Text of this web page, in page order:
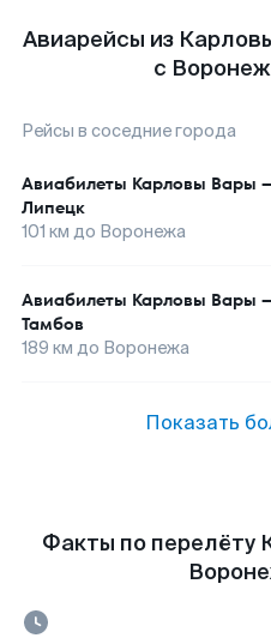
Авиарейсы из
с
Рейсы в соседние города
Авиабилеты Карловы Вары
Липецк
101 км до Воронежа
Авиабилеты Карловы Вары
Тамбов
189 км до Воронежа
Показать
Факты по перелёту